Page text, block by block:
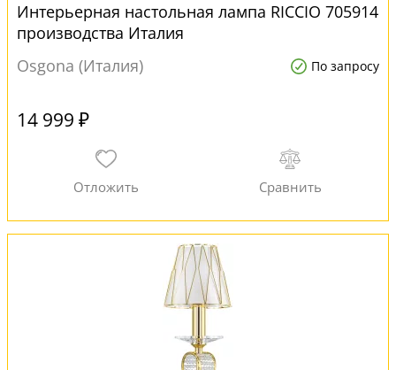
Интерьерная настольная лампа RICCIO 705914
производства Италия
Osgona (Италия)
По запросу
14 999 ₽